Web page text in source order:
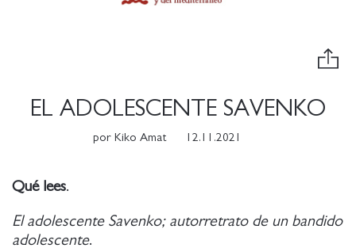
EL ADOLESCENTE SAVENKO
por Kiko Amat 12.11.2021
Qué lees.
El adolescente Savenko; autorretrato de un bandido
adolescente.